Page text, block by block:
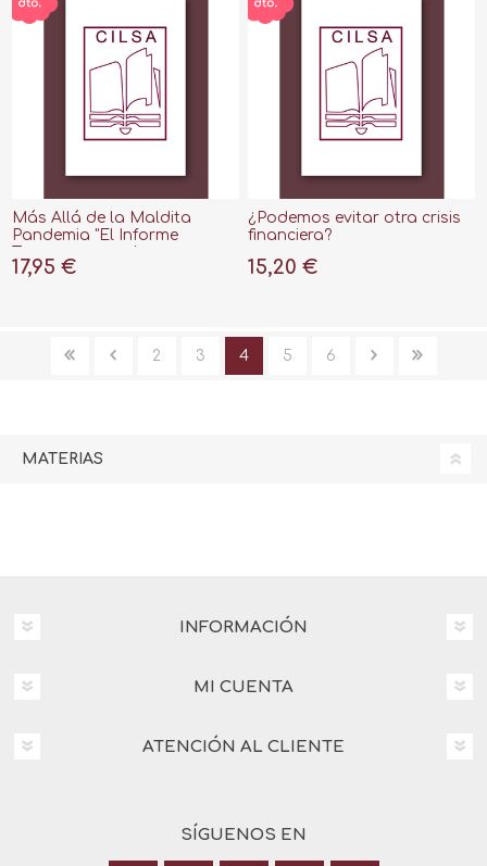
Más Allá de la Maldita
Pandemia "El Informe
Recuperación Económica de
17,95 €
¿Podemos evitar otra crisis
financiera?
15,20 €
2 3 4 5 6
MATERIAS
INFORMACIÓN
MI CUENTA
ATENCIÓN AL CLIENTE
SÍGUENOS EN